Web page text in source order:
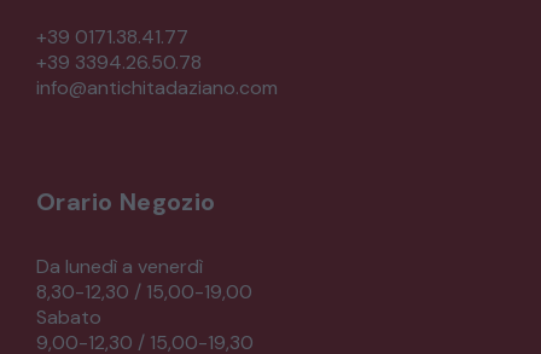
+39 0171.38.41.77
+39 3394.26.50.78
info@antichitadaziano.com
Orario Negozio
Da lunedì a venerdì
8,30-12,30 / 15,00-19,00
Sabato
9,00-12,30 / 15,00-19,30